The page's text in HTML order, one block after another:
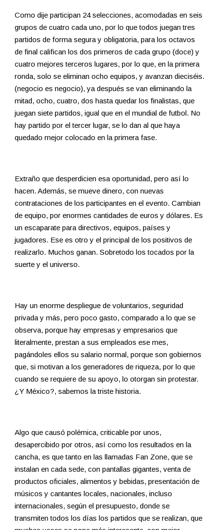
Como dije participan 24 selecciones, acomodadas en seis
grupos de cuatro cada uno, por lo que todos juegan tres
partidos de forma segura y obligatoria, para los octavos
de final califican los dos primeros de cada grupo (doce) y
cuatro mejores terceros lugares, por lo que, en la primera
ronda, solo se eliminan ocho equipos, y avanzan dieciséis.
(negocio es negocio), ya después se van eliminando la
mitad, ocho, cuatro, dos hasta quedar los finalistas, que
juegan siete partidos, igual que en el mundial de futbol. No
hay partido por el tercer lugar, se lo dan al que haya
quedado mejor colocado en la primera fase.
Extraño que desperdicien esa oportunidad, pero así lo
hacen. Además, se mueve dinero, con nuevas
contrataciones de los participantes en el evento. Cambian
de equipo, por enormes cantidades de euros y dólares. Es
un escaparate para directivos, equipos, países y
jugadores. Ese es otro y el principal de los positivos de
realizarlo. Muchos ganan. Sobretodo los tocados por la
suerte y el universo.
Hay un enorme despliegue de voluntarios, seguridad
privada y más, pero poco gasto, comparado a lo que se
observa, porque hay empresas y empresarios que
literalmente, prestan a sus empleados ese mes,
pagándoles ellos su salario normal, porque son gobiernos
que, si motivan a los generadores de riqueza, por lo que
cuando se requiere de su apoyo, lo otorgan sin protestar.
¿Y México?, sabemos la triste historia.
Algo que causó polémica, criticable por unos,
desapercibido por otros, así como los resultados en la
cancha, es que tanto en las llamadas Fan Zone, que se
instalan en cada sede, con pantallas gigantes, venta de
productos oficiales, alimentos y bebidas, presentación de
músicos y cantantes locales, nacionales, incluso
internacionales, según el presupuesto, donde se
transmiten todos los días los partidos que se realizan, que